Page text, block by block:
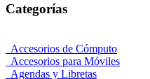
Categorías
Accesorios de Cómputo
Accesorios para Móviles
Agendas y Libretas